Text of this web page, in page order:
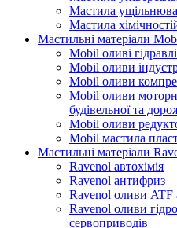
Мастила
Мастила
Мастильні матеріали
Mobil оливі
Mobil оливи
Mobil оливи
Mobil оливи
будівельної та
Mobil оливи
Mobil мастила
Мастильні матеріали
Ravenol автохімія
Ravenol антифриз
Ravenol оливи ATF
Ravenol оливи
сервоприводів